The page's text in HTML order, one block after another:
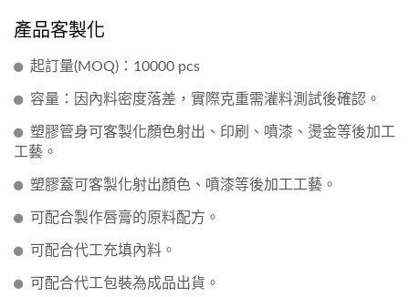
產品客製化
起訂量(MOQ)：10000 pcs
容量：因內料密度落差，實際克重需灌料測試後確認。
塑膠管身可客製化顏色射出、印刷、噴漆、燙金等後加工
工藝。
塑膠蓋可客製化射出顏色、噴漆等後加工工藝。
可配合製作唇膏的原料配方。
可配合代工充填內料。
可配合代工包裝為成品出貨。